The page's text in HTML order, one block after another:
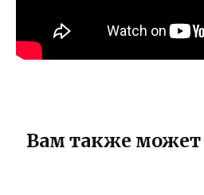
Вам также может